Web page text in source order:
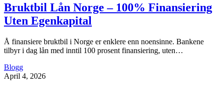
Bruktbil Lån Norge – 100% Finansiering
Uten Egenkapital
Å finansiere bruktbil i Norge er enklere enn noensinne. Bankene
tilbyr i dag lån med inntil 100 prosent finansiering, uten…
Blogg
April 4, 2026